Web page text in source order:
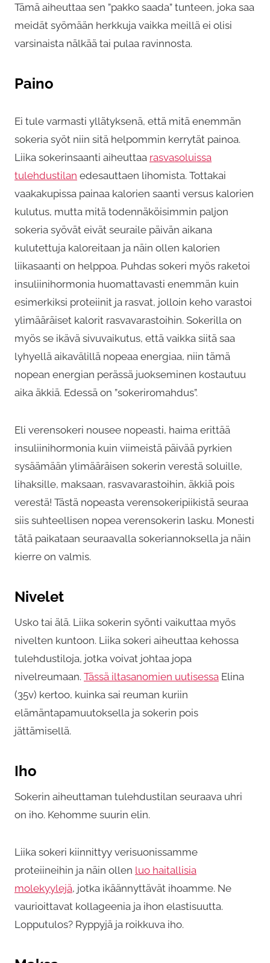
Tämä aiheuttaa sen ”pakko saada” tunteen, joka saa
meidät syömään herkkuja vaikka meillä ei olisi
varsinaista nälkää tai pulaa ravinnosta.
Paino
Ei tule varmasti yllätyksenä, että mitä enemmän
sokeria syöt niin sitä helpommin kerrytät painoa.
Liika sokerinsaanti aiheuttaa rasvasoluissa
tulehdustilan edesauttaen lihomista. Tottakai
vaakakupissa painaa kalorien saanti versus kalorien
kulutus, mutta mitä todennäköisimmin paljon
sokeria syövät eivät seuraile päivän aikana
kulutettuja kaloreitaan ja näin ollen kalorien
liikasaanti on helppoa. Puhdas sokeri myös raketoi
insuliinihormonia huomattavasti enemmän kuin
esimerkiksi proteiinit ja rasvat, jolloin keho varastoi
ylimääräiset kalorit rasvavarastoihin. Sokerilla on
myös se ikävä sivuvaikutus, että vaikka siitä saa
lyhyellä aikavälillä nopeaa energiaa, niin tämä
nopean energian perässä juokseminen kostautuu
aika äkkiä. Edessä on ”sokeriromahdus”.
Eli verensokeri nousee nopeasti, haima erittää
insuliinihormonia kuin viimeistä päivää pyrkien
sysäämään ylimääräisen sokerin verestä soluille,
lihaksille, maksaan, rasvavarastoihin, äkkiä pois
verestä! Tästä nopeasta verensokeripiikistä seuraa
siis suhteellisen nopea verensokerin lasku. Monesti
tätä paikataan seuraavalla sokeriannoksella ja näin
kierre on valmis.
Nivelet
Usko tai älä. Liika sokerin syönti vaikuttaa myös
nivelten kuntoon. Liika sokeri aiheuttaa kehossa
tulehdustiloja, jotka voivat johtaa jopa
nivelreumaan. Tässä iltasanomien uutisessa Elina
(35v) kertoo, kuinka sai reuman kuriin
elämäntapamuutoksella ja sokerin pois
jättämisellä.
Iho
Sokerin aiheuttaman tulehdustilan seuraava uhri
on iho. Kehomme suurin elin.
Liika sokeri kiinnittyy verisuonissamme
proteiineihin ja näin ollen luo haitallisia
molekyylejä, jotka ikäännyttävät ihoamme. Ne
vaurioittavat kollageenia ja ihon elastisuutta.
Lopputulos? Ryppyjä ja roikkuva iho.